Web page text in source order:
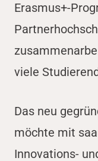
Erasmus+-
viele
Das neu
möchte mit
Innovations-